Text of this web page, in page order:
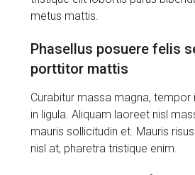
metus mattis.
Phasellus posuere felis
porttitor mattis
Curabitur massa magna, tempor
in ligula. Aliquam laoreet nisl
mauris sollicitudin et. Mauris
nisl at, pharetra tristique enim.